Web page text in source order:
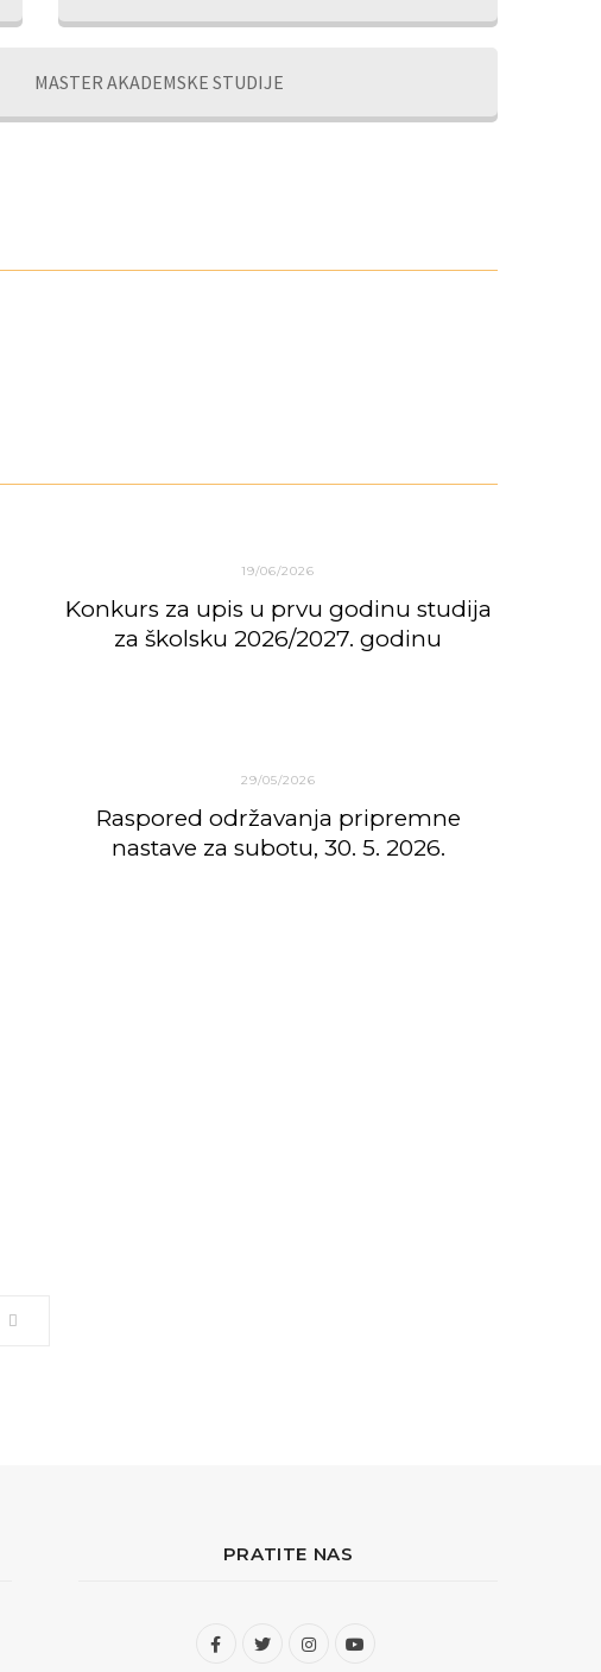
MASTER AKADEMSKE STUDIJE
19/06/2026
Konkurs za upis u prvu godinu studija
za školsku 2026/2027. godinu
29/05/2026
Raspored održavanja pripremne
nastave za subotu, 30. 5. 2026.
PRATITE NAS
F T I Y